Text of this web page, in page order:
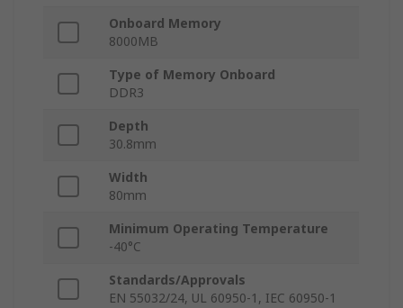
Onboard Memory
8000MB
Type of Memory Onboard
DDR3
Depth
30.8mm
Width
80mm
Minimum Operating Temperature
-40°C
Standards/Approvals
EN 55032/24, UL 60950-1, IEC 60950-1